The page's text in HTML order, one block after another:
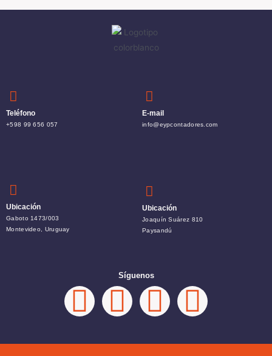
Teléfono
+598 99 656 057
E-mail
info@eypcontadores.com
Ubicación
Gaboto 1473/003
Montevideo, Uruguay
Ubicación
Joaquín Suárez 810
Paysandú
Síguenos